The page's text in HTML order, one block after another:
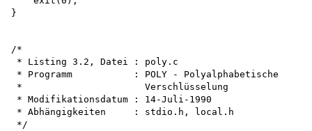
/*
* Listing 3.2, Datei : poly.c
* Programm           : POLY - Polyalphabetische
*                      Verschlüsselung
* Modifikationsdatum : 14-Juli-1990
* Abhängigkeiten     : stdio.h, local.h
*/